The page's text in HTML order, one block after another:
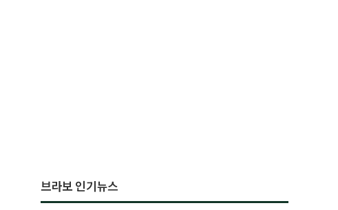
브라보 인기뉴스